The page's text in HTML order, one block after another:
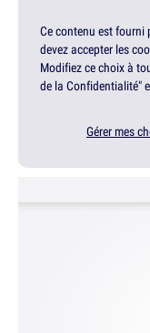
Ce contenu est fourni
devez accepter les
Modifiez ce choix à
de la Confidentialité"
Gérer mes